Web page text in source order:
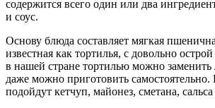
содержится всего один или два
и соус.
Основу блюда составляет мягкая
известная как тортилья, с довольно
в нашей стране тортилью можно
даже можно приготовить самостоятельно.
подойдут кетчуп, майонез, сметана,